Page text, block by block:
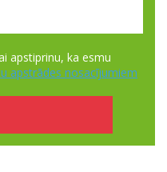
apstiprinu, ka esmu
apstrādes nosacījumiem